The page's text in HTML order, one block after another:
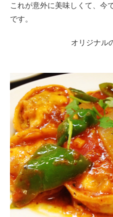
これが意外に美味しくて、今
です。
オリジナル